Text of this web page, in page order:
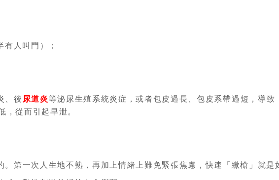
人叫門）；
、後 尿道炎等泌尿生殖系統炎症，或者包皮過長、包皮系帶過短，導致
，從而引起早泄。
第一次人生地不熟，再加上情緒上難免緊張焦慮，快速「繳槍」就是